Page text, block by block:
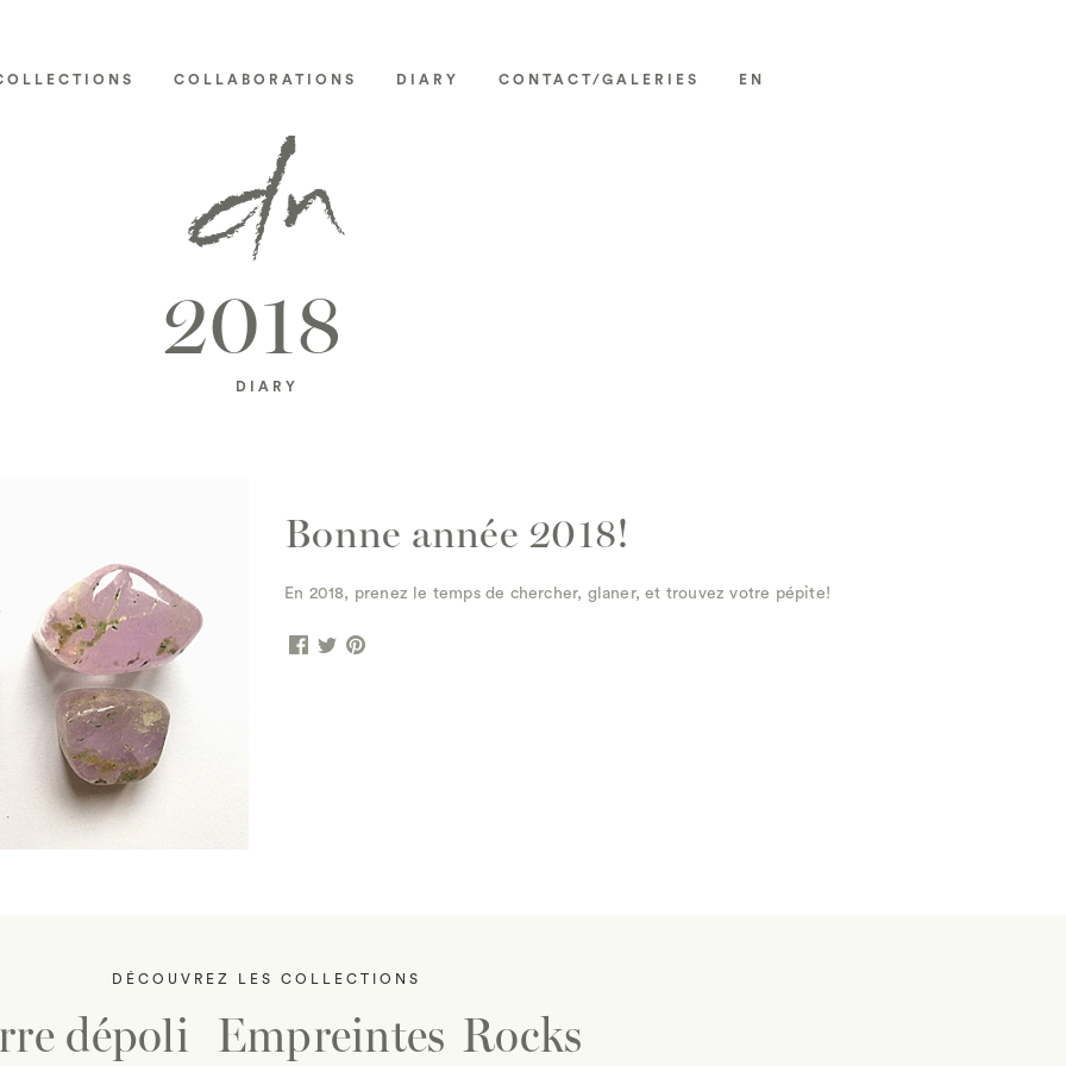
COLLABORATIONS DIARY CONTACT/GALERIES EN
2018
DIARY
Bonne année 2018!
En 2018, prenez le temps de chercher, glaner, et trouvez votre pépite!
DÉCOUVREZ LES COLLECTIONS
dépoli Empreintes Rocks